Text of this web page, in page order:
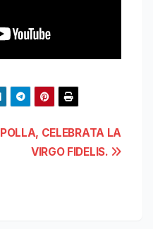
POLLA, CELEBRATA LA
VIRGO FIDELIS.